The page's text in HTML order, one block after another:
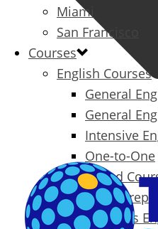
Miami
San Francisco
Courses
English Courses
General
General
Intensive
One-to-One
Specialized
Exam
Business